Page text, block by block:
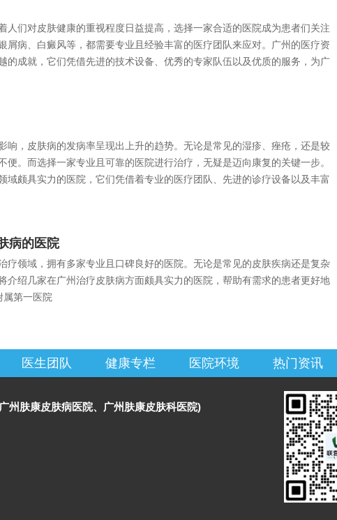
们对皮肤健康的重视程度日益提高，选择一家合适的医院成为患者们关注
病、白癜风等，都需要专业且经验丰富的医疗团队来应对。广州的医疗资
成就，它们凭借先进的技术设备、优秀的专家队伍以及优质的服务，为广
，皮肤病的发病率呈现出上升的趋势。无论是常见的湿疹、痤疮，还是较
。而选择一家专业且可靠的医院进行治疗，无疑是迈向康复的关键一步。
颇具实力的医院，它们凭借着专业的医疗团队、先进的诊疗设备以及丰富
病的医院
疗领域，拥有多家专业且口碑良好的医院。无论是常见的皮肤疾病还是复杂
介绍几家在广州治疗皮肤病方面颇具实力的医院，帮助有需求的患者更好地
属第一医院
医生团队 健康专栏 医院环境 热门资讯
州肤康皮肤病医院、广州肤康皮肤科医院)